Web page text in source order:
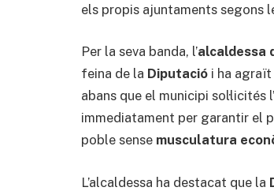
els propis ajuntaments segons
Per la seva banda, l’alcaldessa
feina de la Diputació i ha
abans que el municipi sol·licités
immediatament per garantir el
poble sense musculatura
L’alcaldessa ha destacat que la